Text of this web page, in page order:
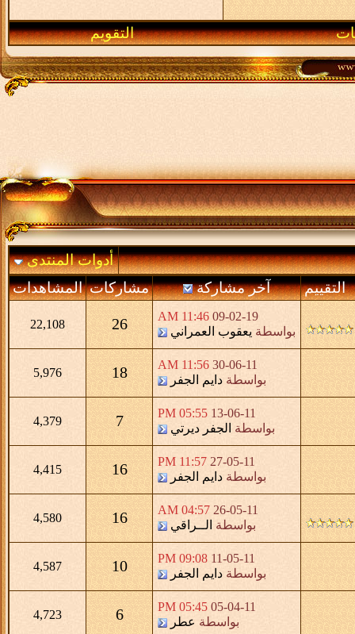
التقويم
أدوات المنتدى
التقييم
آخر مشاركة مشاركات المشاهدات
09-02-19
11:46 AM
بواسطة يعقوب العمراني 26
22,108
30-06-11
11:56 AM
بواسطة دايم الجفر 18
5,976
13-06-11
05:55 PM
بواسطة الجفر ديرتي 7
4,379
27-05-11
11:57 PM
بواسطة دايم الجفر 16
4,415
26-05-11
04:57 AM
بواسطة الــراقي 16
4,580
11-05-11
09:08 PM
بواسطة دايم الجفر 10
4,587
05-04-11
05:45 PM
بواسطة عطر 6
4,723